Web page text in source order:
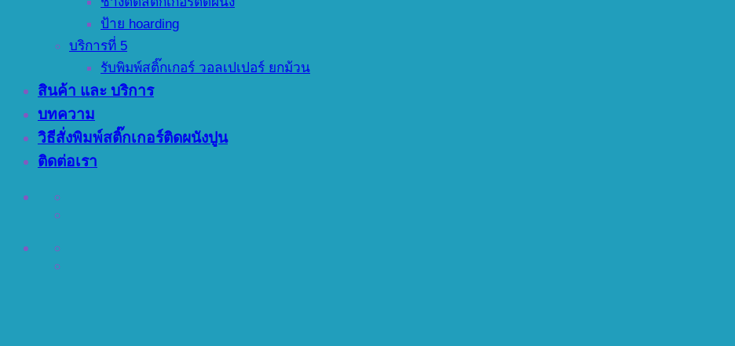
ป้าย hoarding
บริการที่ 5
รับพิมพ์สติ๊กเกอร์ วอลเปเปอร์ ยกม้วน
สินค้า และ บริการ
บทความ
วิธีสั่งพิมพ์สติ๊กเกอร์ติดผนังปูน
ติดต่อเรา